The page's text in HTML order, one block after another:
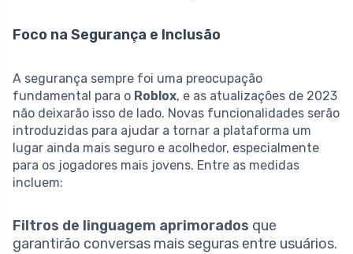
Foco na Segurança e Inclusão
A segurança sempre foi uma preocupação
fundamental para o Roblox, e as atualizações de 2023
não deixarão isso de lado. Novas funcionalidades serão
introduzidas para ajudar a tornar a plataforma um
lugar ainda mais seguro e acolhedor, especialmente
para os jogadores mais jovens. Entre as medidas
incluem:
Filtros de linguagem aprimorados que
garantirão conversas mais seguras entre usuários.